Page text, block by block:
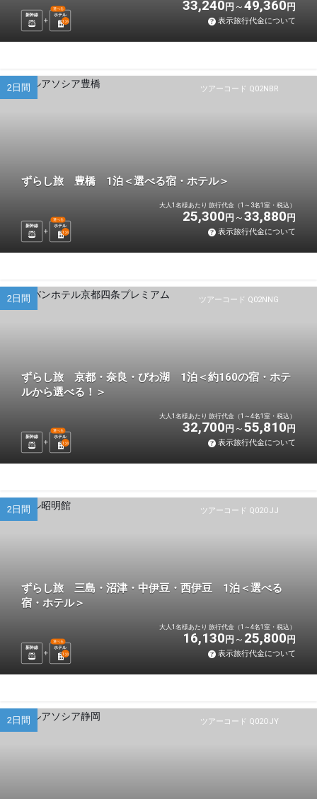
新幹線 ホテル
選べる
1 泊
33,240 円 49,360 円
表示旅行代金について
ツアーコード Q02NBR
2日間
ずらし旅 豊橋 1泊＜選べる宿・ホテル＞
新幹線 ホテル
選べる
1 泊
大人1名様あたり 旅行代金（1～3名1室・税込）
25,300 円 33,880 円
表示旅行代金について
ツアーコード Q02NNG
2日間
ずらし旅 京都・奈良・びわ湖 1泊＜約160の宿・ホテ
ルから選べる！＞
新幹線 ホテル
選べる
1 泊
大人1名様あたり 旅行代金（1～4名1室・税込）
32,700 円 55,810 円
表示旅行代金について
ツアーコード Q02OJJ
2日間
ずらし旅 三島・沼津・中伊豆・西伊豆 1泊＜選べる
宿・ホテル＞
新幹線 ホテル
選べる
1 泊
大人1名様あたり 旅行代金（1～4名1室・税込）
16,130 円 25,800 円
表示旅行代金について
ツアーコード Q02OJY
2日間